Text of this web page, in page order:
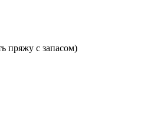
пряжу с запасом)